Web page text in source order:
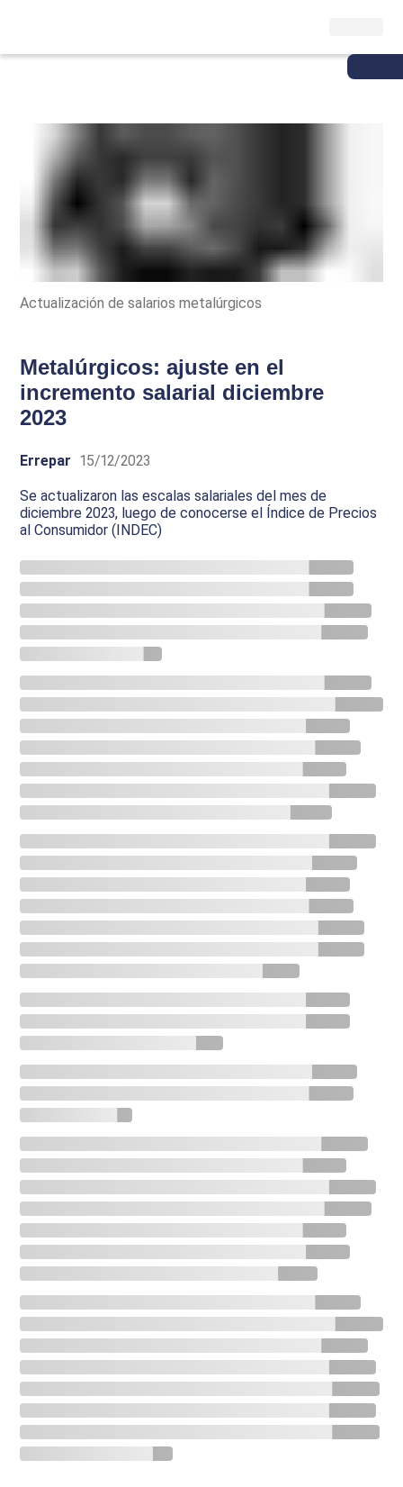
Actualización de salarios metalúrgicos
Metalúrgicos: ajuste en el
incremento salarial diciembre
2023
Errepar 15/12/2023
Se actualizaron las escalas salariales del mes de
diciembre 2023, luego de conocerse el Índice de Precios
al Consumidor (INDEC)